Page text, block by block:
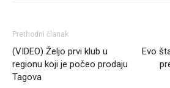
Prethodni članak
(VIDEO) Željo prvi klub u
regionu koji je počeo prodaju
Tagova
Evo